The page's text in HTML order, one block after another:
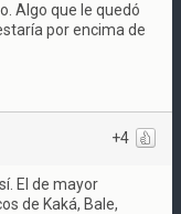
Algo que le quedó
por encima de
+4
El de mayor
de Kaká, Bale,